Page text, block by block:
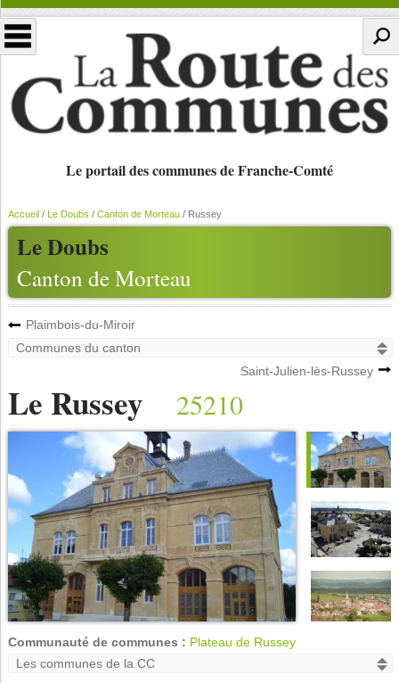
Le portail des communes de Franche-Comté
Le Doubs
Canton de Morteau
Accueil/ Le Doubs / Canton de Morteau/ Russey
Plaimbois-du-Miroir
Saint-Julien-lès-Russey
Le Russey 25210
Communauté de communes : Plateau de Russey